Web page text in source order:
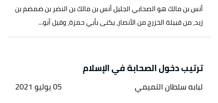
أنس بن مالك هو الصحابي الجليل أنس بن مالك بن النضر بن ضمضم بن
زيد، من قبيلة الخزرج من الأنصار، يكنى بأبي حمزة، وقيل أبو...
ترتيب دخول الصحابة في الإسلام
لبابه سلطان التميمي 05 يوليو 2021